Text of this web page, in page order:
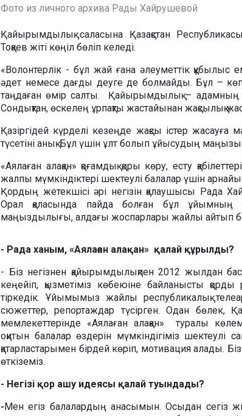
Фото из личного архива Рады Хайрушевой
Қайырымдылық саласына Қазақстан
Тоқаев жіті көңіл бөліп келеді.
«Волонтерлік - бұл жай ғана әлеуметтік құбылыс
әдет немесе дағды деуге де болмайды. Бұл –
таңдаған өмір салты. Қайырымдылық – адамның
Сондықтан, өскелең ұрпақты жастайынан жақсылық
Қазіргідей күрделі кезеңде жақсы істер жасауға
түсетіні анық. Бұл үшін ұлт болып ұйысудың
«Аялаған алақан» қоғамдық қоры көру, есту
жалпы мүмкіндіктері шектеулі балалар үшін арнайы
Қордың жетекшісі әрі негізін қалаушысы Рада
Орал қаласында пайда болған бұл ұйымның
маңыздылығы, алдағы жоспарлары жайлы айтып
- Рада ханым, «Аялаған алақан» қалай құрылды?
- Біз негізнен қайырымдылықпен 2012 жылдан
кеңейіп, қызметіміз көбеюіне байланысты
тіркедік. Ұйымымыз жайлы республикалық
сюжеттер, репортаждар түсірген. Одан бөлек,
мемлекеттерінде «Аялаған алақан» туралы
оқитын балалар өздерін мүмкіндігіміз шектеулі
қатарластарымен бірдей көріп, мотивация алады. Біз
өткіземіз.
- Негізі қор ашу идеясы қалай туындады?
- Мен егіз балалардың анасымын. Осыдан сегіз